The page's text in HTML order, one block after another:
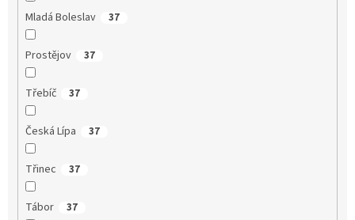
Mladá Boleslav 37
Prostějov 37
Třebíč 37
Česká Lípa 37
Třinec 37
Tábor 37